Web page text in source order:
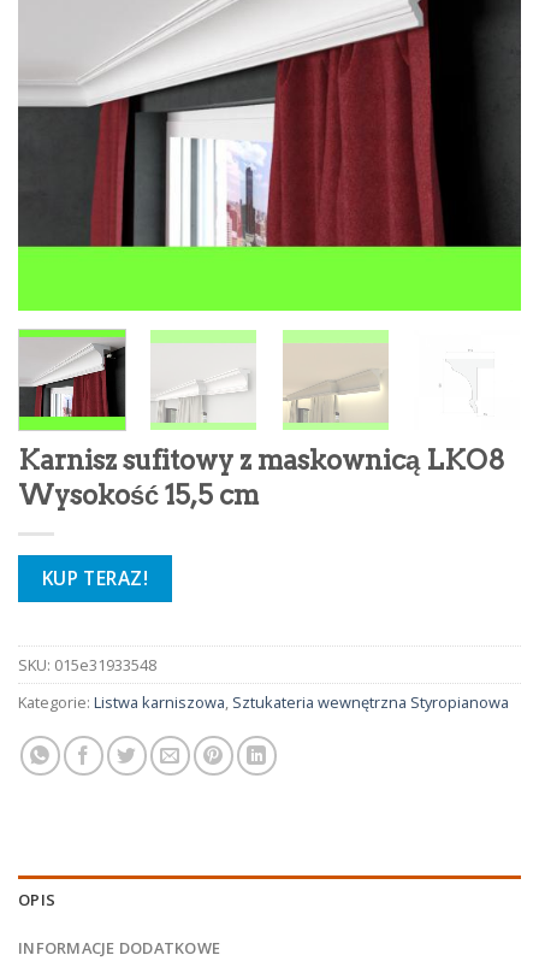
Karnisz sufitowy z maskownicą LKO8
Wysokość 15,5 cm
KUP TERAZ!
SKU: 015e31933548
Kategorie: Listwa karniszowa, Sztukateria wewnętrzna Styropianowa
OPIS
INFORMACJE DODATKOWE